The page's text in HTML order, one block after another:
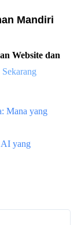
Mandiri
Website dan
Mana yang
yang